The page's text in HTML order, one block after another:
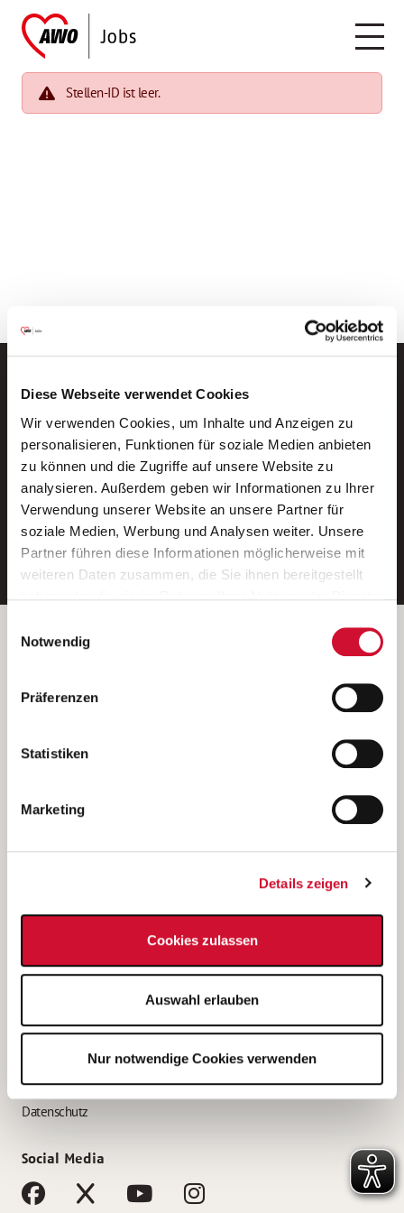
Diese Webseite verwendet Cookies
Wir verwenden Cookies, um Inhalte und Anzeigen zu
personalisieren, Funktionen für soziale Medien anbieten
zu können und die Zugriffe auf unsere Website zu
analysieren. Außerdem geben wir Informationen zu Ihrer
Verwendung unserer Website an unsere Partner für
soziale Medien, Werbung und Analysen weiter. Unsere
Partner führen diese Informationen möglicherweise mit
weiteren Daten zusammen, die Sie ihnen bereitgestellt
Wenn Sie auf „Cookies zulassen“ klicken, so stimmen
Sie der Speicherung sämtlicher Cookies zu. Sie können
Ihre Einwilligung selbstverständlich jederzeit widerrufen,
indem Sie die Cookie-Einstellungen aufrufen und diese
unsererDatenschutzerklärung
Notwendig
Präferenzen
Statistiken
Marketing
Details zeigen
Cookies zulassen
Auswahl erlauben
Nur notwendige Cookies verwenden
Stellen-ID ist leer.
Neue Stellen per E-Mail.
Ein kostenloser Service von AWO
Jobs.
E-Mail-Adresse eintragen
Betreiber der Webseite
Kantstraße 45a
(Ein Tochterunternehmen des AWO Bezirksverbandes Unterfranken
e.V.)
Bewerbung als Altenpflegehelfer*in
Bewerbung als Erzieher*in
AWO Gliederungen nach Bundesland
Impressum
Datenschutz
Social Media